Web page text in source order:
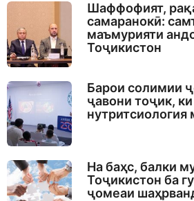
Шаффофият,
самаранокӣ:
маъмурияти
Тоҷикистон
Барои солимии
ҷавони тоҷик,
нутритсиология
На баҳс, балки
Тоҷикистон ба
ҷомеаи